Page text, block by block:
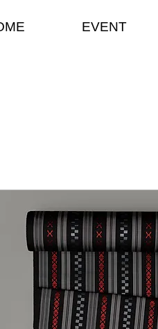
EVENT